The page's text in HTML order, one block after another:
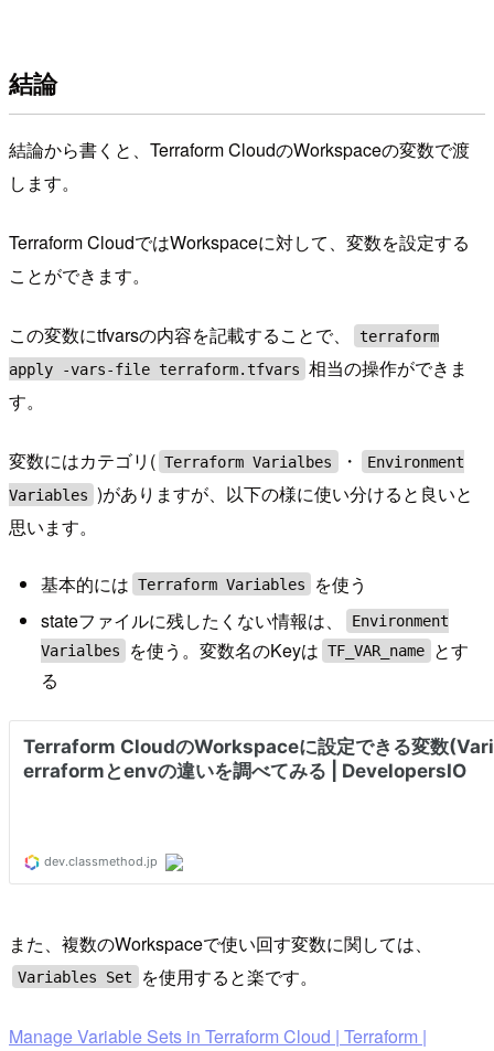
結論
結論から書くと、Terraform CloudのWorkspaceの変数で渡
します。
Terraform CloudではWorkspaceに対して、変数を設定する
ことができます。
この変数にtfvarsの内容を記載することで、
terraform
apply -vars-file terraform.tfvars 相当の操作ができま
す。
変数にはカテゴリ( Terraform Varialbes ・
Environment
Variables )がありますが、以下の様に使い分けると良いと
思います。
基本的には Terraform Variables
を使う
stateファイルに残したくない情報は、
Environment
Varialbes
を使う。変数名のKeyは TF_VAR_name
とす
る
また、複数のWorkspaceで使い回す変数に関しては、
Variables Set を使用すると楽です。
Manage Variable Sets in Terraform Cloud | Terraform |